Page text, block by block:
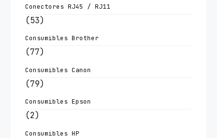
Conectores RJ45 / RJ11
(53)
Consumibles Brother
(77)
Consumibles Canon
(79)
Consumibles Epson
(2)
Consumibles HP